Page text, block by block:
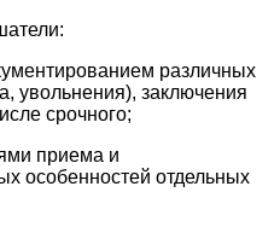
различных
увольнения), заключения
срочного;
приема и
особенностей отдельных